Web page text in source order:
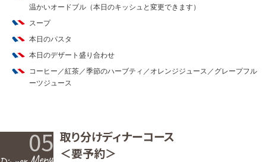
温かいオードブル（本日のキッシュと変更できます）
スープ
本日のパスタ
本日のデザート盛り合わせ
コーヒー／紅茶／季節のハーブティ／オレンジジュース／グレープフル
ーツジュース
05 取り分けディナーコース
＜要予約＞